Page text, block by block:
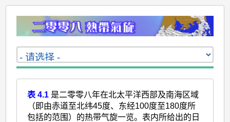
表 4.1 是二零零八年在北太平洋西部及南海区域
（即由赤道至北纬45度、东经100度至180度所
包括的范围）的热带气旋一览。表内所给出的日